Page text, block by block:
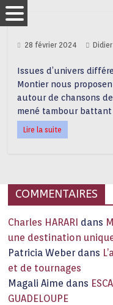
28 février 2024
Issues d’univers
Montier nous
autour de chansons
mené tambour
Lire la suite
COMMENTAIRES
Charles HARARI dans
une destination
Patricia Weber dans
et de tournages
Magali Aime dans
GUADELOUPE